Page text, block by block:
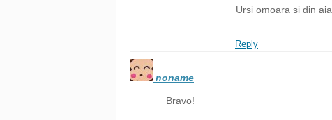
Ursi omoara si din
Reply
noname
Bravo!